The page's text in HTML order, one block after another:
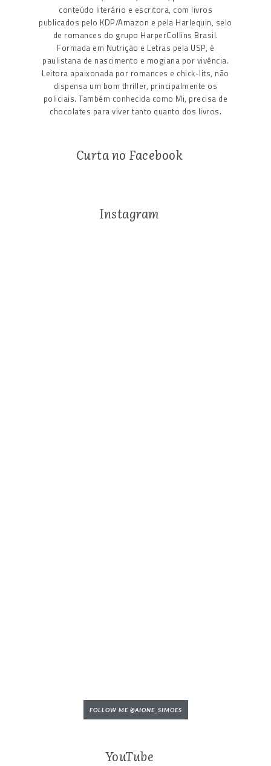
conteúdo literário e escritora, com livros
publicados pelo KDP/Amazon e pela Harlequin, selo
de romances do grupo HarperCollins Brasil.
Formada em Nutrição e Letras pela USP, é
paulistana de nascimento e mogiana por vivência.
Leitora apaixonada por romances e chick-lits, não
dispensa um bom thriller, principalmente os
policiais. Também conhecida como Mi, precisa de
chocolates para viver tanto quanto dos livros.
Curta no Facebook
Instagram
FOLLOW ME @AIONE_SIMOES
YouTube